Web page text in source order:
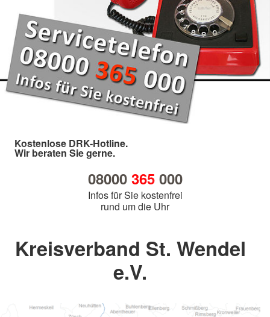
Kostenlose DRK-Hotline.
Wir beraten Sie gerne.
08000 365000
Infos für Sie kostenfrei
rund um die Uhr
Kreisverband St. Wendel
e.V.